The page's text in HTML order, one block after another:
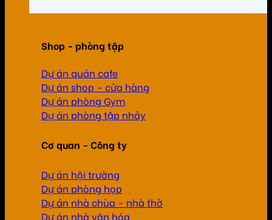
Shop - phòng tập
Dự án quán cafe
Dự án shop - cửa hàng
Dự án phòng Gym
Dự án phòng tập nhảy
Cơ quan - Công ty
Dự án hội trường
Dự án phòng họp
Dự án nhà chùa - nhà thờ
Dự án nhà văn hóa